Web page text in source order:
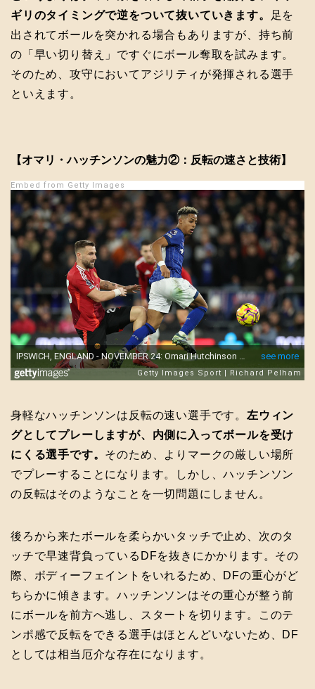
ギリのタイミングで逆をついて抜いていきます。
足を
出されてボールを突かれる場合もありますが、持ち前
の「早い切り替え」ですぐにボール奪取を試みます。
そのため、攻守においてアジリティが発揮される選手
といえます。
【オマリ・ハッチンソンの魅力②：反転の速さと技術】
Embed from Getty Images
身軽なハッチンソンは反転の速い選手です。 左ウィン
グとしてプレーしますが、内側に入ってボールを受け
にくる選手です。 そのため、よりマークの厳しい場所
でプレーすることになります。しかし、ハッチンソン
の反転はそのようなことを一切問題にしません。
後ろから来たボールを柔らかいタッチで止め、次のタ
ッチで早速背負っているDFを抜きにかかります。その
際、ボディーフェイントをいれるため、DFの重心がど
ちらかに傾きます。ハッチンソンはその重心が整う前
にボールを前方へ逃し、スタートを切ります。このテ
ンポ感で反転をできる選手はほとんどいないため、DF
としては相当厄介な存在になります。